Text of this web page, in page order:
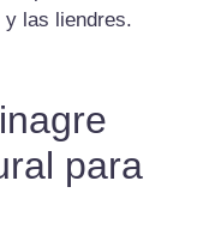
y las liendres.
para